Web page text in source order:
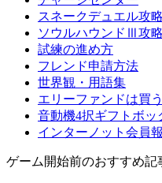
スネークデュエル攻略
ソウルハウンドⅢ攻略
試練の進め方
フレンド申請方法
世界観・用語集
エリーファンドは買
音動機4択ギフトボッ
インターノット会員
ゲーム開始前のおすすめ記